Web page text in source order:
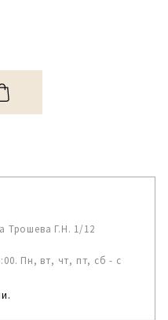
Трошева Г.Н. 1/12
Пн, вт, чт, пт, сб - с